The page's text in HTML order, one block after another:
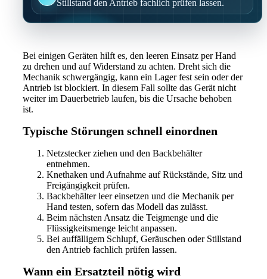
Stillstand den Antrieb fachlich prüfen lassen.
Bei einigen Geräten hilft es, den leeren Einsatz per Hand
zu drehen und auf Widerstand zu achten. Dreht sich die
Mechanik schwergängig, kann ein Lager fest sein oder der
Antrieb ist blockiert. In diesem Fall sollte das Gerät nicht
weiter im Dauerbetrieb laufen, bis die Ursache behoben
ist.
Typische Störungen schnell einordnen
Netzstecker ziehen und den Backbehälter
entnehmen.
Knethaken und Aufnahme auf Rückstände, Sitz und
Freigängigkeit prüfen.
Backbehälter leer einsetzen und die Mechanik per
Hand testen, sofern das Modell das zulässt.
Beim nächsten Ansatz die Teigmenge und die
Flüssigkeitsmenge leicht anpassen.
Bei auffälligem Schlupf, Geräuschen oder Stillstand
den Antrieb fachlich prüfen lassen.
Wann ein Ersatzteil nötig wird